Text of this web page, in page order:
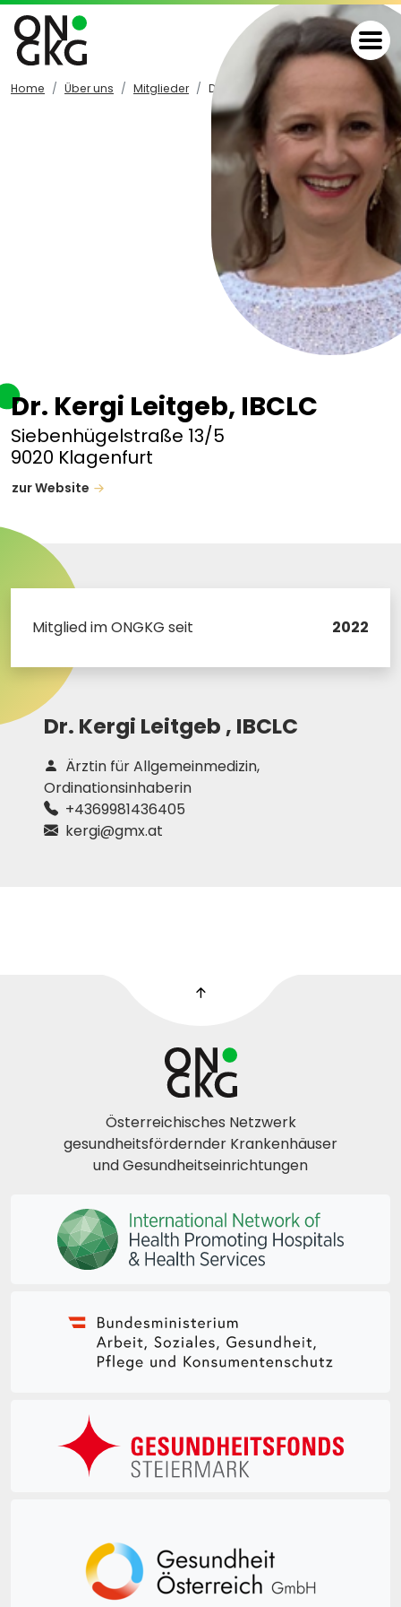
Home Über uns Mitglieder Details
Dr. Kergi Leitgeb, IBCLC
Siebenhügelstraße 13/5
9020 Klagenfurt
zur Website
Mitglied im ONGKG seit 2022
Dr. Kergi Leitgeb , IBCLC
Ärztin für Allgemeinmedizin,
Ordinationsinhaberin
+4369981436405
kergi@gmx.at
Österreichisches Netzwerk
gesundheitsfördernder Krankenhäuser
und Gesundheitseinrichtungen